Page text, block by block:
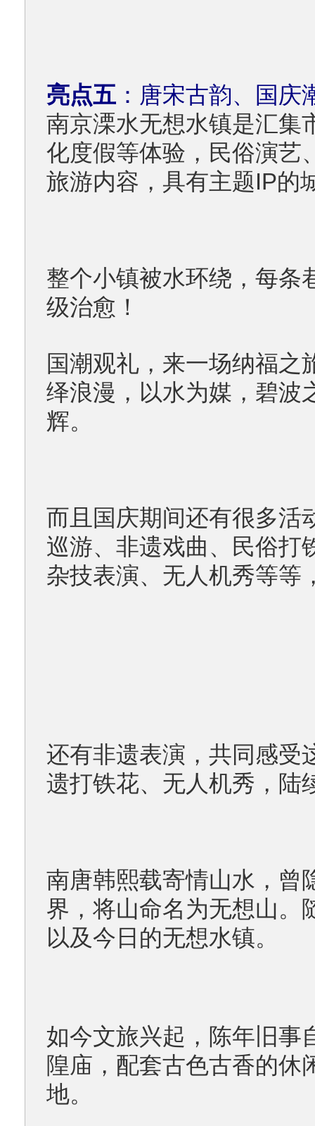
亮点五 ： 唐宋古韵、国
南京溧水无想水镇是汇集
化度假等体验，民俗演艺
旅游内容，具有主题IP的
整个小镇被水环绕，每条
级治愈！
国潮观礼，来一场纳福之
绎浪漫，以水为媒，碧波
辉。
而且国庆期间还有很多活
巡游、非遗戏曲、民俗打
杂技表演、无人机秀等等
还有非遗表演，共同感受
遗打铁花、无人机秀，陆
南唐韩熙载寄情山水，曾
界，将山命名为无想山。
以及今日的无想水镇。
如今文旅兴起，陈年旧事
隍庙，配套古色古香的休
地。